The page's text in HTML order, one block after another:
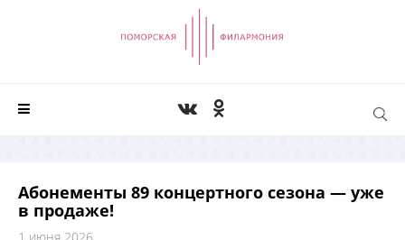
Абонементы 89 концертного сезона — уже
в продаже!